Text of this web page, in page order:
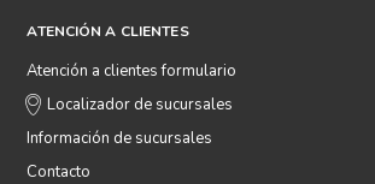
ATENCIÓN A CLIENTES
Atención a clientes formulario
Localizador de sucursales
Información de sucursales
Contacto